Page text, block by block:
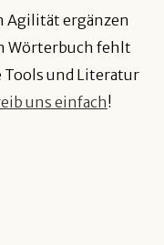
Agilität ergänzen
Wörterbuch fehlt
Tools und Literatur
uns einfach!